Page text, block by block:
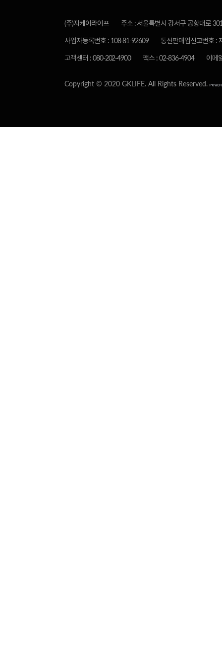
(주)지케이라이프 주소 : 서울특별시 강서구 공항대로
사업자등록번호 : 108-81-92609 통신판매업신고번호 :
고객센터 : 080-202-4900 팩스 : 02-836-4904 이메
Copyright © 2020 GKLIFE. All Rights Reserved.